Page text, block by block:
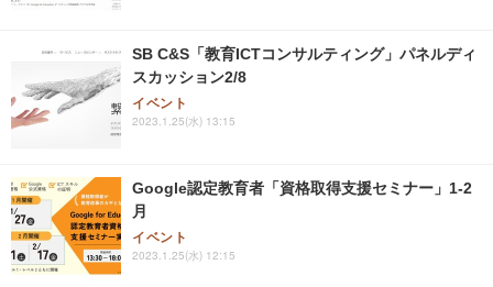
SB C&S「教育ICTコンサルティング」パネルディ
スカッション2/8
イベント
2023.1.25(水) 13:15
Google認定教育者「資格取得支援セミナー」1-2
月
イベント
2023.1.25(水) 12:15